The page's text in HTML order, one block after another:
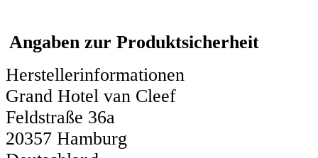
Angaben zur Produktsicherheit
Herstellerinformationen
Grand Hotel van Cleef
Feldstraße 36a
20357 Hamburg